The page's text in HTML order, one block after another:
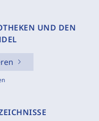
UND DEN